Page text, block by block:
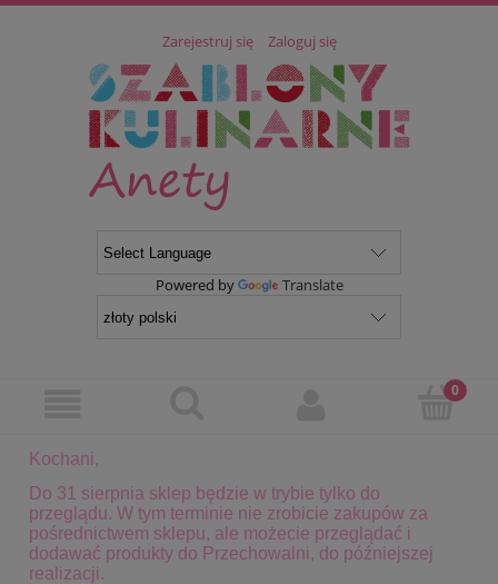
Zarejestruj się Zaloguj się
Powered by Translate
Kochani,
Do 31 sierpnia sklep będzie w trybie tylko do
przeglądu. W tym terminie nie zrobicie zakupów za
pośrednictwem sklepu, ale możecie przeglądać i
dodawać produkty do Przechowalni, do późniejszej
realizacji.